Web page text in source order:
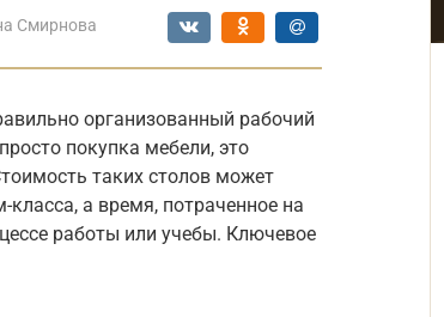
Смирнова
организованный рабочий
покупка мебели, это
таких столов может
а время, потраченное на
работы или учебы. Ключевое